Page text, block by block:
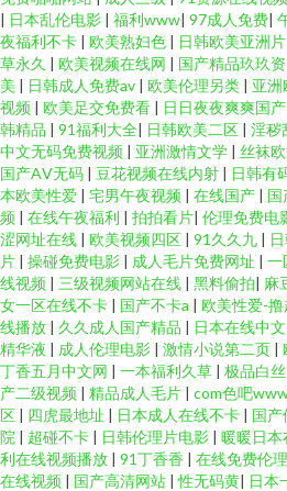
| 日本乱伦电影 | 福利www| 97成人免费|
夜福利不卡 | 欧美熟妇色 | 日韩欧美亚洲片
草永久 | 欧美视频在线网 | 国产精品玖玖资
美 | 日韩成人免费av | 欧美伦理另类 | 亚洲
视频 | 欧美足交免费看 | 日日夜夜爽爽国产
韩精品 | 91福利大全| 日韩欧美二区 | 淫秽
中文无码免费视频 | 亚洲激情文学 | 丝袜
国产AⅤ无码 | 豆花视频在线内射 | 日韩有
本欧美性爱 | 宅男午夜视频 | 在线国产 | 国
频 | 在线午夜福利 | 拍拍看片| 伦理免费电
涩网址在线 | 欧美视频四区 | 91久久九 |
片 | 操碰免费电影 | 成人毛片免费网址 | 一
线视频 | 三级视频网站在线 | 黑料偷拍| 麻
女一区在线不卡 | 国产不卡a | 欧美性爱-
线播放 | 久久成人国产精品 | 日本在线中文
精华液 | 成人伦理电影 | 激情小说第二页 |
丁香五月中文网 | 一本福利久草 | 极品白
产二级视频 | 精品成人毛片 | com色吧
区 | 四虎最地址 | 日本成人在线不卡 | 国产
院 | 超碰不卡 | 日韩伦理片电影 | 暖暖日本
利在线视频播放 | 91丁香香 | 在线免费伦
在线视频 | 国产高清网站 |性无码黄| 日本